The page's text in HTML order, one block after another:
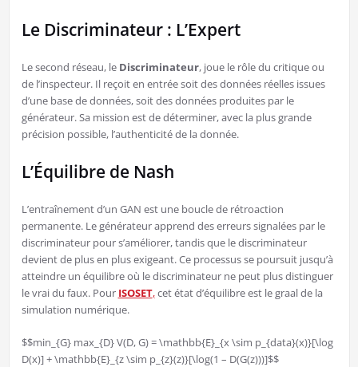
Le Discriminateur : L’Expert
Le second réseau, le Discriminateur, joue le rôle du critique ou
de l’inspecteur. Il reçoit en entrée soit des données réelles issues
d’une base de données, soit des données produites par le
générateur. Sa mission est de déterminer, avec la plus grande
précision possible, l’authenticité de la donnée.
L’Équilibre de Nash
L’entraînement d’un GAN est une boucle de rétroaction
permanente. Le générateur apprend des erreurs signalées par le
discriminateur pour s’améliorer, tandis que le discriminateur
devient de plus en plus exigeant. Ce processus se poursuit jusqu’à
atteindre un équilibre où le discriminateur ne peut plus distinguer
le vrai du faux. Pour ISOSET,cet état d’équilibre est le graal de la
simulation numérique.
$$min_{G} max_{D} V(D, G) = \mathbb{E}_{x \sim p_{data}(x)}[\log
D(x)] + \mathbb{E}_{z \sim p_{z}(z)}[\log(1 – D(G(z)))]$$